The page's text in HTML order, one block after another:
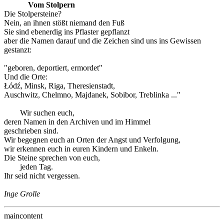
Vom Stolpern
Die Stolpersteine?
Nein, an ihnen stößt niemand den Fuß
Sie sind ebenerdig ins Pflaster gepflanzt
aber die Namen darauf und die Zeichen sind uns ins Gewissen
gestanzt:
"geboren, deportiert, ermordet"
Und die Orte:
Łódź, Minsk, Riga, Theresienstadt,
Auschwitz, Chelmno, Majdanek, Sobibor, Treblinka ..."
Wir suchen euch,
deren Namen in den Archiven und im Himmel
geschrieben sind.
Wir begegnen euch an Orten der Angst und Verfolgung,
wir erkennen euch in euren Kindern und Enkeln.
Die Steine sprechen von euch,
jeden Tag.
Ihr seid nicht vergessen.
Inge Grolle
maincontent